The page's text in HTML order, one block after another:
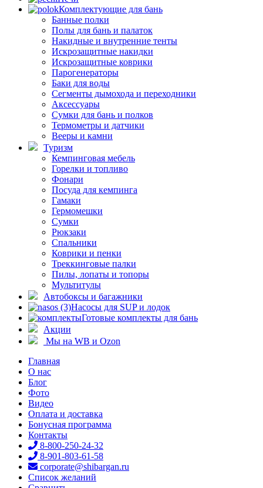
Комплектующие для бань
Банные полки
Полы для бань и палаток
Накидные и внутренние тенты
Искрозащитные накидки
Искрозащитные коврики
Парогенераторы
Баки для воды
Сегменты дымохода и переходники
Аксессуары
Сумки для бань и полков
Термометры и датчики
Вееры и камни
Туризм
Кемпинговая мебель
Горелки и топливо
Фонари
Посуда для кемпинга
Гамаки
Гермомешки
Сумки
Рюкзаки
Спальники
Коврики и пенки
Треккинговые палки
Пилы, лопаты и топоры
Мультитулы
Автобоксы и багажники
Насосы для SUP и лодок
Готовые комплекты для бань
Акции
Мы на WB и Ozon
Главная
О нас
Блог
Фото
Видео
Оплата и доставка
Бонусная программа
Контакты
8-800-250-24-32
8-901-803-61-58
corporate@shibargan.ru
Список желаний